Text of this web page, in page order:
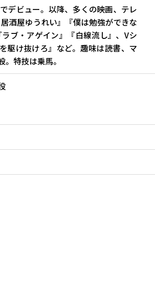
デビュー。以降、多くの映画、テレ
酒屋ゆうれい』『僕は勉強ができな
ブ・アゲイン』『白線流し』、Vシ
駆け抜けろ』など。趣味は読書、マ
特技は乗馬。